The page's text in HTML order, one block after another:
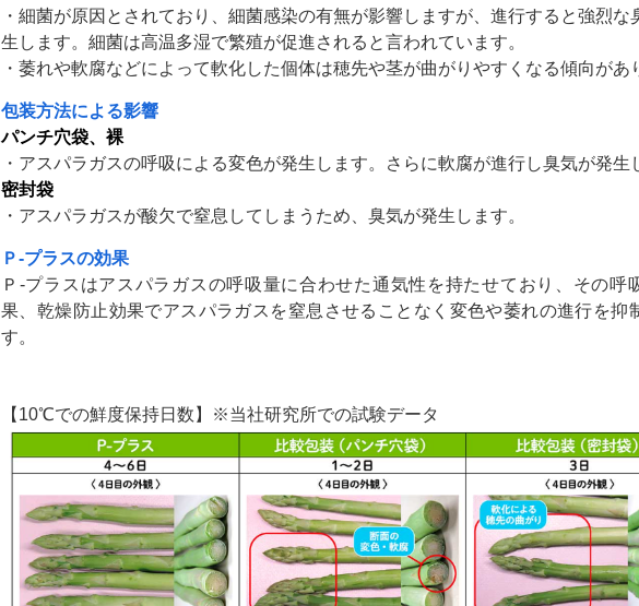
・細菌が原因とされており、細菌感染の有無が影響しますが、進行すると強烈な
生します。細菌は高温多湿で繁殖が促進されると言われています。
・萎れや軟腐などによって軟化した個体は穂先や茎が曲がりやすくなる傾向があ
包装方法による影響
パンチ穴袋、裸
・アスパラガスの呼吸による変色が発生します。さらに軟腐が進行し臭気が発生
密封袋
・アスパラガスが酸欠で窒息してしまうため、臭気が発生します。
Ｐ-プラスの効果
Ｐ-プラスはアスパラガスの呼吸量に合わせた通気性を持たせており、その呼
果、乾燥防止効果でアスパラガスを窒息させることなく変色や萎れの進行を抑
す。
【10℃での鮮度保持日数】※当社研究所での試験データ